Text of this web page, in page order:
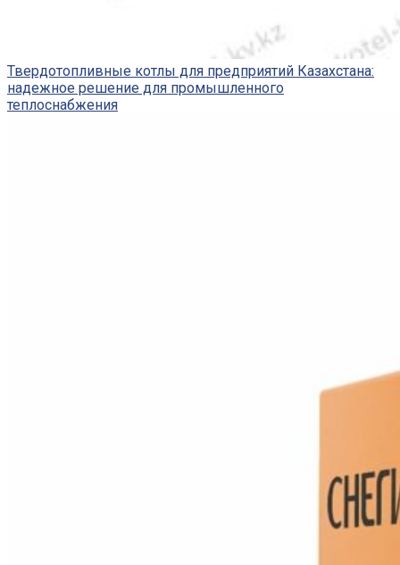
Твердотопливные котлы для предприятий Казахстана:
надежное решение для промышленного
теплоснабжения